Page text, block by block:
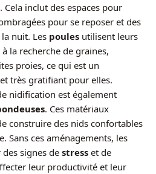
inclut des espaces pour
pour se reposer et des
nuit. Les poules utilisent leurs
la recherche de graines,
proies, ce qui est un
très gratifiant pour elles.
nidification est également
. Ces matériaux
construire des nids confortables
Sans ces aménagements, les
signes de stress et de
leur productivité et leur